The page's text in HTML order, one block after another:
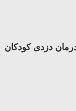
دزدی کودکان